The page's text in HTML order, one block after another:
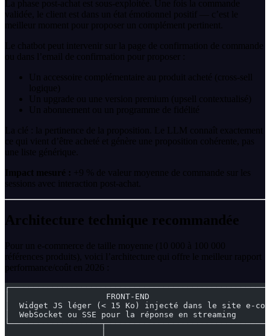
La phase post-achat est sous-exploitée. Une fois la commande
validée, le client est dans un état émotionnel positif — c’est le
meilleur moment pour proposer un complément pertinent.
Le chatbot peut intervenir sur la page de confirmation de commande
ou dans l’email de confirmation pour proposer :
Un accessoire complémentaire au produit acheté (cross-sell
logique)
Un upgrade ou une version premium (upsell contextualisé)
Un abonnement ou un programme de fidélité
La clé : la pertinence de la proposition. Le LLM connaît exactement
ce qui vient d’être acheté et génère une proposition cohérente, pas
une liste générique.
Impact mesuré : +9 % de valeur moyenne de commande sur les
sessions avec interaction post-achat.
Architecture technique recommandée
Pour un e-commerce de taille moyenne (10 000 à 100 000
références produits), voici l’architecture qui offre le meilleur rapport
performance/coût en 2026 :
│                    FRONT-END
│  Widget JS léger (< 15 Ko) injecté dans le site e-
│  WebSocket ou SSE pour la réponse en streaming